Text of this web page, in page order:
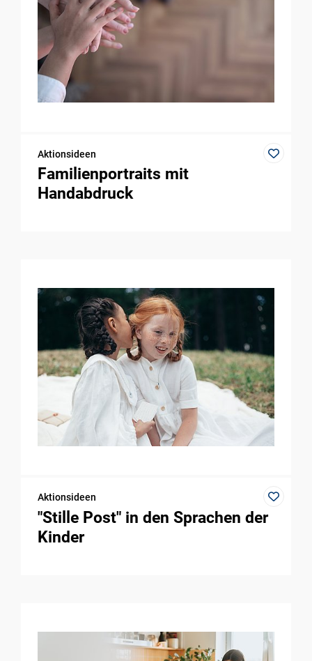
Aktionsideen
Familienportraits mit
Handabdruck
Aktionsideen
"Stille Post" in den Sprachen der
Kinder